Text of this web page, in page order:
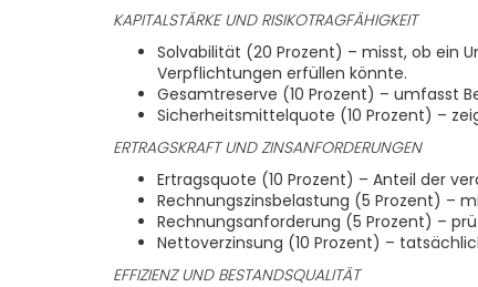
KAPITALSTÄRKE UND RISIKOTRAGFÄHIGKEIT
Solvabilität (20 Prozent) – misst, ob ein
Verpflichtungen erfüllen könnte.
Gesamtreserve (10 Prozent) – umfasst
Sicherheitsmittelquote (10 Prozent) –
ERTRAGSKRAFT UND ZINSANFORDERUNGEN
Ertragsquote (10 Prozent) – Anteil der
Rechnungszinsbelastung (5 Prozent) –
Rechnungsanforderung (5 Prozent) –
Nettoverzinsung (10 Prozent) –
EFFIZIENZ UND BESTANDSQUALITÄT